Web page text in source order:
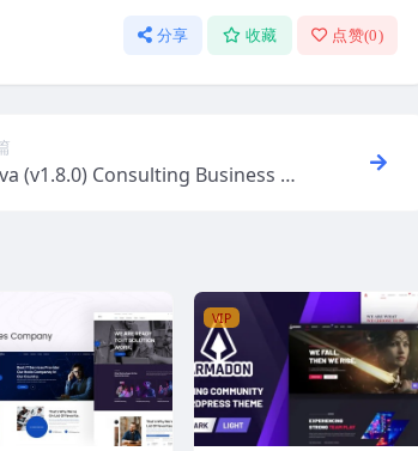
分享 收藏 点赞(0)
(v1.8.0) Consulting Business Wo
VIP